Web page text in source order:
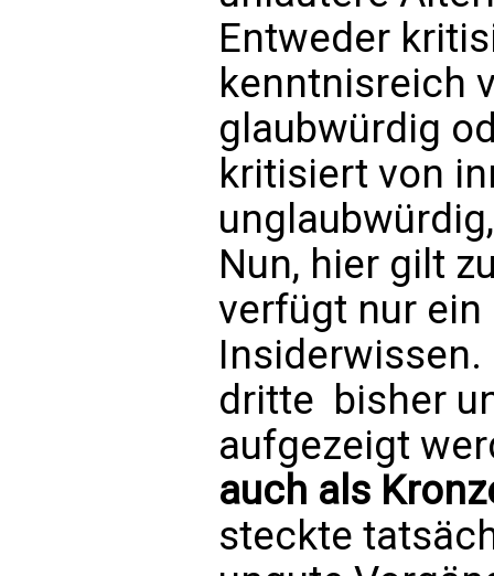
Entweder
kenntnisreich
glaubwürdig
kritisiert von
Nun, hier gilt
verfügt nur ein
Insiderwissen.
dritte  bisher
aufgezeigt
auch als
steckte